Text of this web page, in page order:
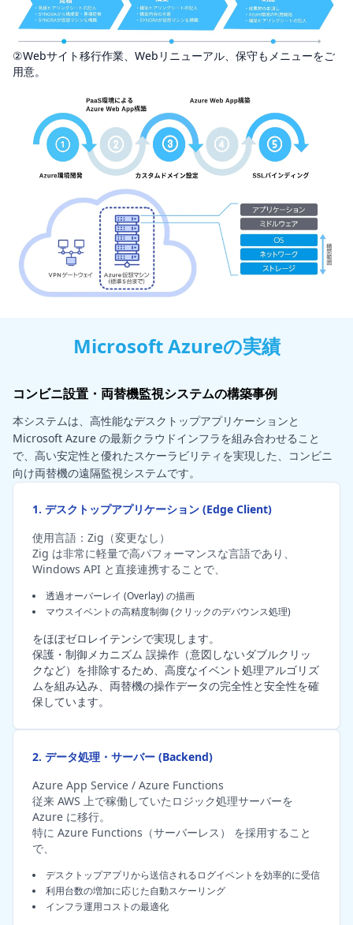
②Webサイト移行作業、Webリニューアル、保守もメニューをご
用意。
Microsoft Azureの実績
コンビニ設置・両替機監視システムの構築事例
本システムは、高性能なデスクトップアプリケーションと
Microsoft Azure の最新クラウドインフラを組み合わせること
で、高い安定性と優れたスケーラビリティを実現した、コンビニ
向け両替機の遠隔監視システムです。
1. デスクトップアプリケーション (Edge Client)
使用言語：Zig（変更なし）
Zig は非常に軽量で高パフォーマンスな言語であり、
Windows API と直接連携することで、
透過オーバーレイ (Overlay) の描画
マウスイベントの高精度制御 (クリックのデバウンス処理)
をほぼゼロレイテンシで実現します。
保護・制御メカニズム 誤操作（意図しないダブルクリッ
クなど）を排除するため、高度なイベント処理アルゴリズ
ムを組み込み、両替機の操作データの完全性と安全性を確
保しています。
2. データ処理・サーバー (Backend)
Azure App Service / Azure Functions
従来 AWS 上で稼働していたロジック処理サーバーを
Azure に移行。
特に Azure Functions（サーバーレス） を採用すること
で、
デスクトップアプリから送信されるログイベントを効率的に受信
利用台数の増加に応じた自動スケーリング
インフラ運用コストの最適化